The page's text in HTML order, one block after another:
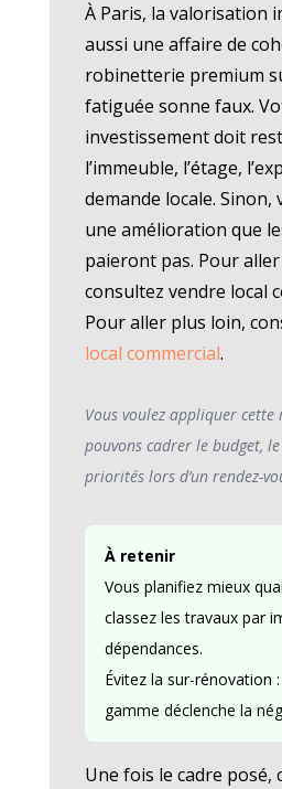
À Paris, la valorisation
aussi une affaire de
robinetterie premium
fatiguée sonne faux.
investissement doit
l’immeuble, l’étage,
demande locale. Sinon,
une amélioration que
paieront pas. Pour
consultez vendre local
Pour aller plus loin,
local commercial.
Vous voulez appliquer cette
pouvons cadrer le budget,
priorités lors d’un rendez-
À retenir
Vous planifiez mieux
classez les travaux par
dépendances.
Évitez la sur-rénovation :
gamme déclenche la
Une fois le cadre posé,